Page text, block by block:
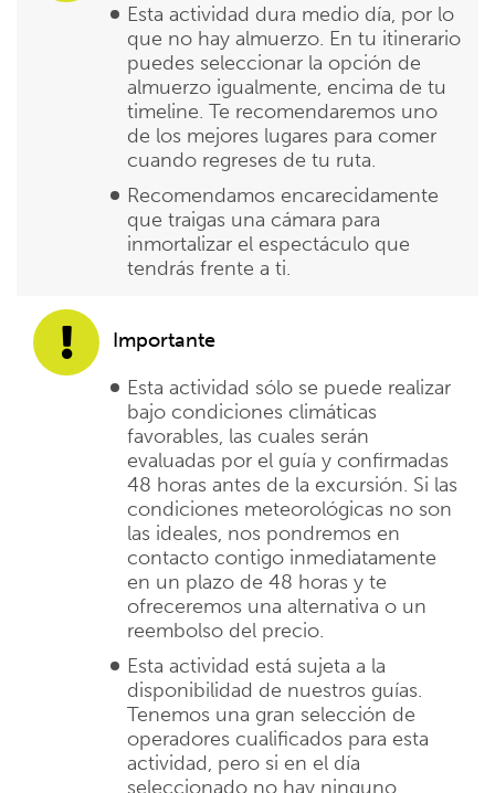
Esta actividad dura medio día, por lo
que no hay almuerzo. En tu itinerario
puedes seleccionar la opción de
almuerzo igualmente, encima de tu
timeline. Te recomendaremos uno
de los mejores lugares para comer
cuando regreses de tu ruta.
Recomendamos encarecidamente
que traigas una cámara para
inmortalizar el espectáculo que
tendrás frente a ti.
Importante
Esta actividad sólo se puede realizar
bajo condiciones climáticas
favorables, las cuales serán
evaluadas por el guía y confirmadas
48 horas antes de la excursión. Si las
condiciones meteorológicas no son
las ideales, nos pondremos en
contacto contigo inmediatamente
en un plazo de 48 horas y te
ofreceremos una alternativa o un
reembolso del precio.
Esta actividad está sujeta a la
disponibilidad de nuestros guías.
Tenemos una gran selección de
operadores cualificados para esta
actividad, pero si en el día
seleccionado no hay ninguno